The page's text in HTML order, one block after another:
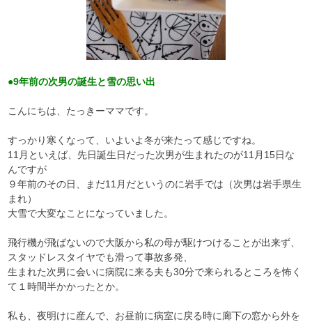
●9年前の次男の誕生と雪の思い出
こんにちは、たっきーママです。
すっかり寒くなって、いよいよ冬が来たって感じですね。
11月といえば、先日誕生日だった次男が生まれたのが11月15日な
んですが
９年前のその日、まだ11月だというのに岩手では（次男は岩手県生
まれ）
大雪で大変なことになっていました。
飛行機が飛ばないので大阪から私の母が駆けつけることが出来ず、
スタッドレスタイヤでも滑って事故多発、
生まれた次男に会いに病院に来る夫も30分で来られるところを怖く
て１時間半かかったとか。
私も、夜明けに産んで、お昼前に病室に戻る時に廊下の窓から外を